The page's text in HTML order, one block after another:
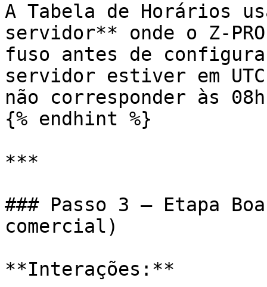
A Tabela de Horários
servidor** onde o Z-
fuso antes de
servidor estiver em
não corresponder às
{% endhint %}
***
### Passo 3 — Etapa
comercial)
**Interações:**